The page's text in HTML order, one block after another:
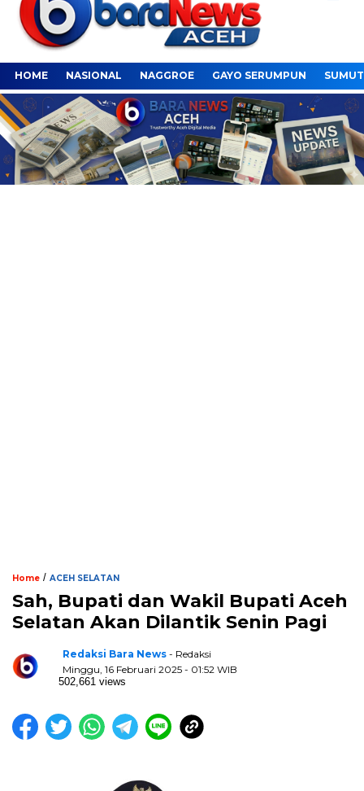
HOME NASIONAL NAGGROE GAYO SERUMPUN SUMUT
Home / ACEH SELATAN
Sah, Bupati dan Wakil Bupati Aceh
Selatan Akan Dilantik Senin Pagi
Redaksi Bara News - Redaksi
Minggu, 16 Februari 2025 - 01:52 WIB
502,661 views